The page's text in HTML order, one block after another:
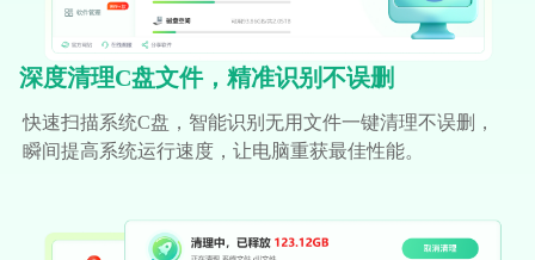
深度清理C盘文件，精准识别不误删
快速扫描系统C盘，智能识别无用文件一键清理不误删，
瞬间提高系统运行速度，让电脑重获最佳性能。